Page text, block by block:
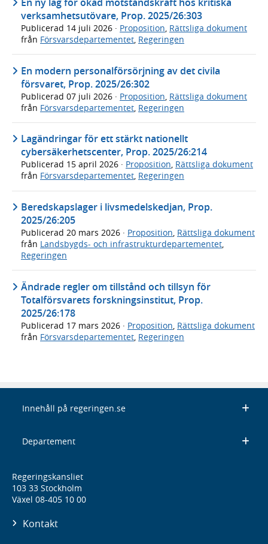
verksamhetsutövare, Prop. 2025/26:303
Publicerad 14 juli 2026 · Proposition, Rättsliga dokument
från Försvarsdepartementet, Regeringen
En modern personalförsörjning av det civila
försvaret, Prop. 2025/26:302
Publicerad 07 juli 2026 · Proposition Rättsliga dokument
från Försvarsdepartementet Regeringen
Lagändringar för ett stärkt nationellt
cybersäkerhetscenter, Prop. 2025/26:214
Publicerad 15 april 2026 · Proposition, Rättsliga dokument
från Försvarsdepartementet, Regeringen
Beredskapslager i livsmedelskedjan, Prop.
2025/26:205
Publicerad 20 mars 2026 · Proposition, Rättsliga dokument
från Landsbygds- och infrastrukturdepartementet,
Regeringen
Ändrade regler om tillstånd och tillsyn för
Totalförsvarets forskningsinstitut, Prop.
2025/26:178
Publicerad 17 mars 2026 · Proposition Rättsliga dokument
från Försvarsdepartementet Regeringen
Innehåll på regeringen.se
Departement
Regeringskansliet
103 33 Stockholm
Växel 08-405 10 00
Kontakt